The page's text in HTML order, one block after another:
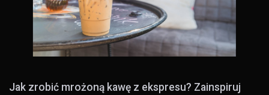
Jak zrobić mrożoną kawę z ekspresu? Zainspiruj